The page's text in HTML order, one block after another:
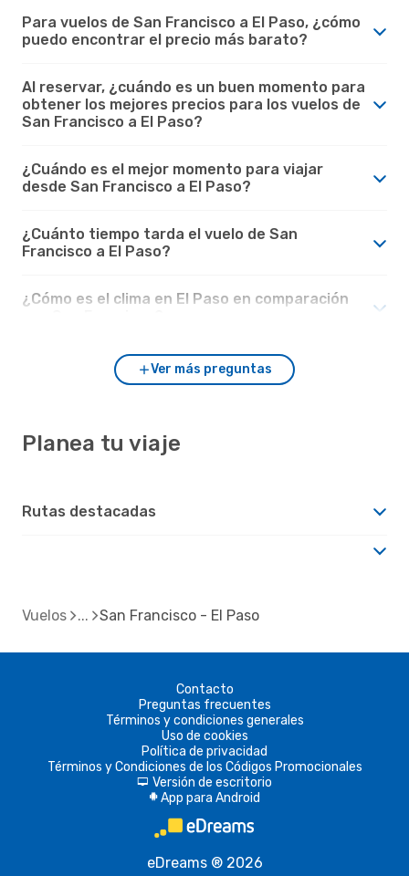
Para vuelos de San Francisco a El Paso, ¿cómo
puedo encontrar el precio más barato?
Al reservar, ¿cuándo es un buen momento para
obtener los mejores precios para los vuelos de
San Francisco a El Paso?
¿Cuándo es el mejor momento para viajar
desde San Francisco a El Paso?
¿Cuánto tiempo tarda el vuelo de San
Francisco a El Paso?
¿Cómo es el clima en El Paso en comparación
Ver más preguntas
Planea tu viaje
Rutas destacadas
Vuelos San Francisco - El Paso
Contacto
Preguntas frecuentes
Términos y condiciones generales
Uso de cookies
Política de privacidad
Términos y Condiciones de los Códigos Promocionales
d Versión de escritorio
A App para Android
eDreams ® 2026